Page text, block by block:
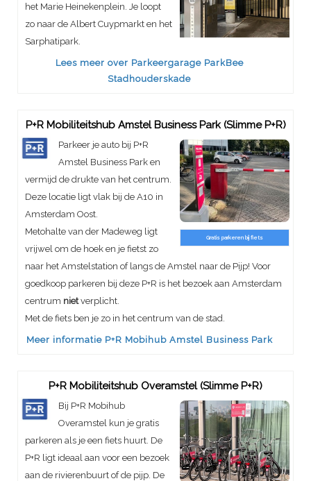
het Marie Heinekenplein. Je loopt
zo naar de Albert Cuypmarkt en het
Sarphatipark.
Lees meer over Parkeergarage ParkBee
Stadhouderskade
P+R Mobiliteitshub Amstel Business Park (Slimme P+R)
Gratis parkeren bij fiets
Parkeer je auto bij P+R
Amstel Business Park en
vermijd de drukte van het centrum.
Deze locatie ligt vlak bij de A10 in
Amsterdam Oost.
Metohalte van der Madeweg ligt
vrijwel om de hoek en je fietst zo
naar het Amstelstation of langs de Amstel naar de Pijp! Voor
goedkoop parkeren bij deze P+R is het bezoek aan Amsterdam
centrum nietverplicht.
Met de fiets ben je zo in het centrum van de stad.
Meer informatie P+R Mobihub Amstel Business Park
P+R Mobiliteitshub Overamstel (Slimme P+R)
Bij P+R Mobihub
Overamstel kun je gratis
parkeren als je een fiets huurt. De
P+R ligt ideaal aan voor een bezoek
aan de rivierenbuurt of de pijp. De